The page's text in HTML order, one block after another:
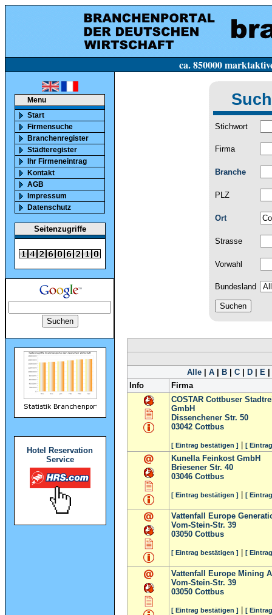
ca. 850000 marktaktive Firmen in
Menu
Start
Firmensuche
Branchenregister
Städteregister
Ihr Firmeneintrag
Kontakt
AGB
Impressum
Datenschutz
Seitenzugriffe
Hotel Reservation
Service
Stichwort
Firma
Branche
PLZ
Ort
Strasse
Vorwahl
Bundesland
Alle| A| B| C| D| E|
Info
Firma
COSTAR Cottbuser
GmbH
Dissenchener Str. 50
03042 Cottbus
[ Eintrag bestätigen ] [
Kunella Feinkost GmbH
Briesener Str. 40
03046 Cottbus
[ Eintrag bestätigen ] [
Vattenfall Europe
Vom-Stein-Str. 39
03050 Cottbus
[ Eintrag bestätigen ] [
Vattenfall Europe Mining
Vom-Stein-Str. 39
03050 Cottbus
[ Eintrag bestätigen ] [